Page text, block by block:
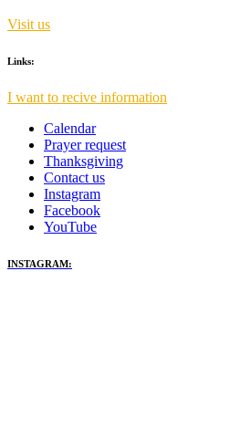
Visit us
Links:
I want to recive information
Calendar
Prayer request
Thanksgiving
Contact us
Instagram
Facebook
YouTube
INSTAGRAM: